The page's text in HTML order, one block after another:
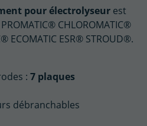
pour électrolyseur est
CHLOROMATIC®
ECOMATIC ESR® STROUD®.
: 7 plaques
débranchables